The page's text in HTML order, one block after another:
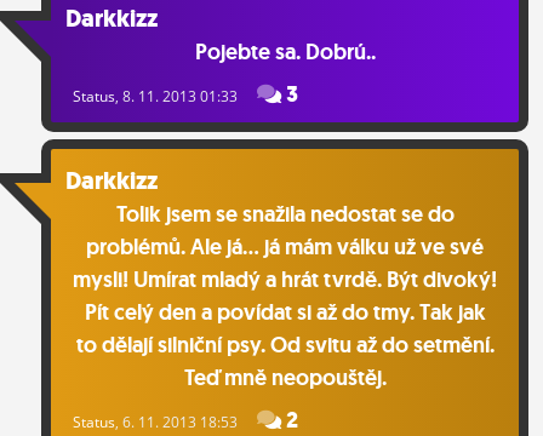
Darkkizz
Pojebte sa. Dobrú..
Status, 8. 11. 2013 01:33 3
Darkkizz
Tolik jsem se snažila nedostat se do
problémů. Ale já... já mám válku už ve své
mysli! Umírat mladý a hrát tvrdě. Být divoký!
Pít celý den a povídat si až do tmy. Tak jak
to dělají silniční psy. Od svitu až do setmění.
Teď mně neopouštěj.
Status, 6. 11. 2013 18:53 2